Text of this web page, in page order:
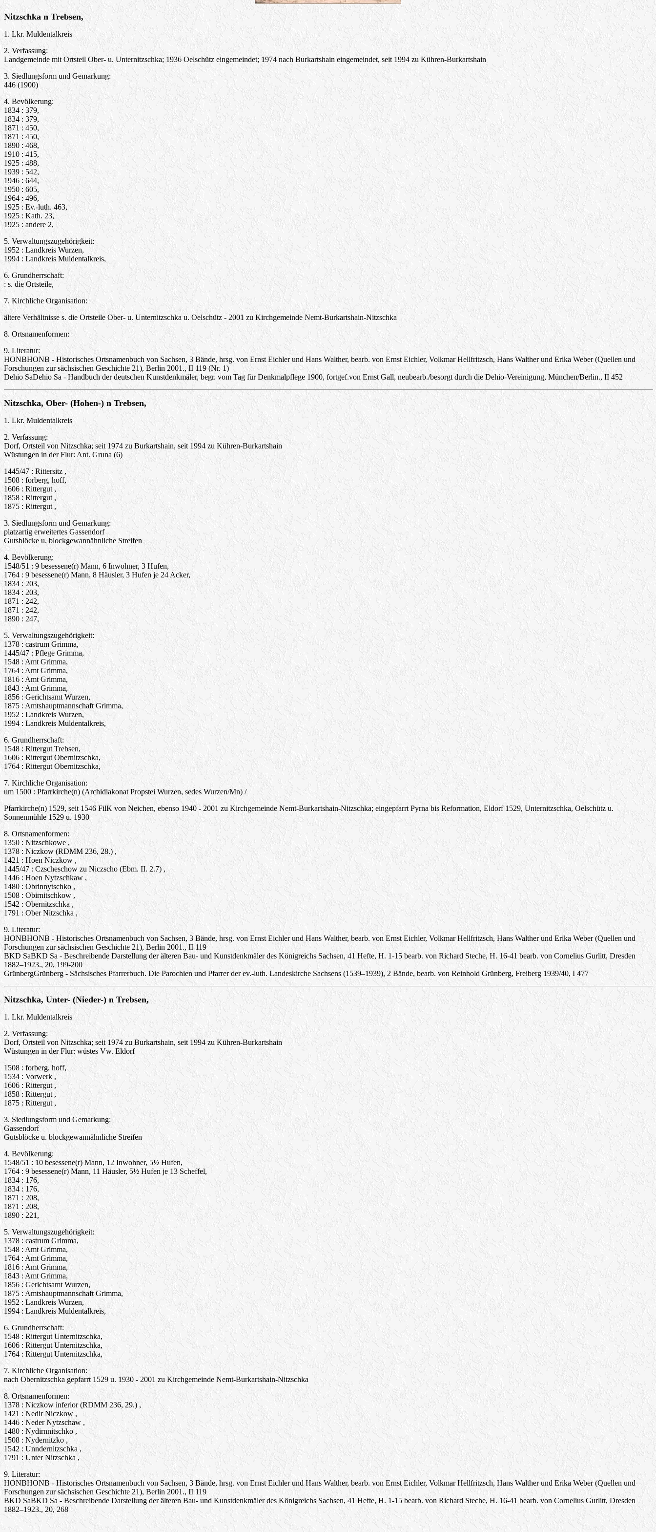
Nitzschka n Trebsen,
1. Lkr. Muldentalkreis
2. Verfassung:
Landgemeinde mit Ortsteil Ober- u. Unternitzschka; 1936 Oelschütz eingemeindet; 1974 nach Burkartshain eingemeindet, seit 1994 zu Kühren-Burkartshain
3. Siedlungsform und Gemarkung:
446 (1900)
4. Bevölkerung:
1834 : 379,
1834 : 379,
1871 : 450,
1871 : 450,
1890 : 468,
1910 : 415,
1925 : 488,
1939 : 542,
1946 : 644,
1950 : 605,
1964 : 496,
1925 : Ev.-luth. 463,
1925 : Kath. 23,
1925 : andere 2,
5. Verwaltungszugehörigkeit:
1952 : Landkreis Wurzen,
1994 : Landkreis Muldentalkreis,
6. Grundherrschaft:
: s. die Ortsteile,
7. Kirchliche Organisation:
ältere Verhältnisse s. die Ortsteile Ober- u. Unternitzschka u. Oelschütz - 2001 zu Kirchgemeinde Nemt-Burkartshain-Nitzschka
8. Ortsnamenformen:
9. Literatur:
HONBHONB - Historisches Ortsnamenbuch von Sachsen, 3 Bände, hrsg. von Ernst Eichler und Hans Walther, bearb. von Ernst Eichler, Volkmar Hellfritzsch, Hans Walther und Erika Weber (Quellen und
Forschungen zur sächsischen Geschichte 21), Berlin 2001., II 119 (Nr. 1)
Dehio SaDehio Sa - Handbuch der deutschen Kunstdenkmäler, begr. vom Tag für Denkmalpflege 1900, fortgef.von Ernst Gall, neubearb./besorgt durch die Dehio-Vereinigung, München/Berlin., II 452
Nitzschka, Ober- (Hohen-) n Trebsen,
1. Lkr. Muldentalkreis
2. Verfassung:
Dorf, Ortsteil von Nitzschka; seit 1974 zu Burkartshain, seit 1994 zu Kühren-Burkartshain
Wüstungen in der Flur: Ant. Gruna (6)
1445/47 : Rittersitz ,
1508 : forberg, hoff,
1606 : Rittergut ,
1858 : Rittergut ,
1875 : Rittergut ,
3. Siedlungsform und Gemarkung:
platzartig erweitertes Gassendorf
Gutsblöcke u. blockgewannähnliche Streifen
4. Bevölkerung:
1548/51 : 9 besessene(r) Mann, 6 Inwohner, 3 Hufen,
1764 : 9 besessene(r) Mann, 8 Häusler, 3 Hufen je 24 Acker,
1834 : 203,
1834 : 203,
1871 : 242,
1871 : 242,
1890 : 247,
5. Verwaltungszugehörigkeit:
1378 : castrum Grimma,
1445/47 : Pflege Grimma,
1548 : Amt Grimma,
1764 : Amt Grimma,
1816 : Amt Grimma,
1843 : Amt Grimma,
1856 : Gerichtsamt Wurzen,
1875 : Amtshauptmannschaft Grimma,
1952 : Landkreis Wurzen,
1994 : Landkreis Muldentalkreis,
6. Grundherrschaft:
1548 : Rittergut Trebsen,
1606 : Rittergut Obernitzschka,
1764 : Rittergut Obernitzschka,
7. Kirchliche Organisation:
um 1500 : Pfarrkirche(n) (Archidiakonat Propstei Wurzen, sedes Wurzen/Mn) /
Pfarrkirche(n) 1529, seit 1546 FilK von Neichen, ebenso 1940 - 2001 zu Kirchgemeinde Nemt-Burkartshain-Nitzschka; eingepfarrt Pyrna bis Reformation, Eldorf 1529, Unternitzschka, Oelschütz u.
Sonnenmühle 1529 u. 1930
8. Ortsnamenformen:
1350 : Nitzschkowe ,
1378 : Niczkow (RDMM 236, 28.) ,
1421 : Hoen Niczkow ,
1445/47 : Czscheschow zu Niczscho (Ebm. II. 2.7) ,
1446 : Hoen Nytzschkaw ,
1480 : Obrinnytschko ,
1508 : Obirnitschkow ,
1542 : Obernitzschka ,
1791 : Ober Nitzschka ,
9. Literatur:
HONBHONB - Historisches Ortsnamenbuch von Sachsen, 3 Bände, hrsg. von Ernst Eichler und Hans Walther, bearb. von Ernst Eichler, Volkmar Hellfritzsch, Hans Walther und Erika Weber (Quellen und
Forschungen zur sächsischen Geschichte 21), Berlin 2001., II 119
BKD SaBKD Sa - Beschreibende Darstellung der älteren Bau- und Kunstdenkmäler des Königreichs Sachsen, 41 Hefte, H. 1-15 bearb. von Richard Steche, H. 16-41 bearb. von Cornelius Gurlitt, Dresden
1882–1923., 20, 199-200
GrünbergGrünberg - Sächsisches Pfarrerbuch. Die Parochien und Pfarrer der ev.-luth. Landeskirche Sachsens (1539–1939), 2 Bände, bearb. von Reinhold Grünberg, Freiberg 1939/40, I 477
Nitzschka, Unter- (Nieder-) n Trebsen,
1. Lkr. Muldentalkreis
2. Verfassung:
Dorf, Ortsteil von Nitzschka; seit 1974 zu Burkartshain, seit 1994 zu Kühren-Burkartshain
Wüstungen in der Flur: wüstes Vw. Eldorf
1508 : forberg, hoff,
1534 : Vorwerk ,
1606 : Rittergut ,
1858 : Rittergut ,
1875 : Rittergut ,
3. Siedlungsform und Gemarkung:
Gassendorf
Gutsblöcke u. blockgewannähnliche Streifen
4. Bevölkerung:
1548/51 : 10 besessene(r) Mann, 12 Inwohner, 5½ Hufen,
1764 : 9 besessene(r) Mann, 11 Häusler, 5½ Hufen je 13 Scheffel,
1834 : 176,
1834 : 176,
1871 : 208,
1871 : 208,
1890 : 221,
5. Verwaltungszugehörigkeit:
1378 : castrum Grimma,
1548 : Amt Grimma,
1764 : Amt Grimma,
1816 : Amt Grimma,
1843 : Amt Grimma,
1856 : Gerichtsamt Wurzen,
1875 : Amtshauptmannschaft Grimma,
1952 : Landkreis Wurzen,
1994 : Landkreis Muldentalkreis,
6. Grundherrschaft:
1548 : Rittergut Unternitzschka,
1606 : Rittergut Unternitzschka,
1764 : Rittergut Unternitzschka,
7. Kirchliche Organisation:
nach Obernitzschka gepfarrt 1529 u. 1930 - 2001 zu Kirchgemeinde Nemt-Burkartshain-Nitzschka
8. Ortsnamenformen:
1378 : Niczkow inferior (RDMM 236, 29.) ,
1421 : Nedir Niczkow ,
1446 : Neder Nytzschaw ,
1480 : Nydirnnitschko ,
1508 : Nydernitzko ,
1542 : Unndernitzschka ,
1791 : Unter Nitzschka ,
9. Literatur:
HONBHONB - Historisches Ortsnamenbuch von Sachsen, 3 Bände, hrsg. von Ernst Eichler und Hans Walther, bearb. von Ernst Eichler, Volkmar Hellfritzsch, Hans Walther und Erika Weber (Quellen und
Forschungen zur sächsischen Geschichte 21), Berlin 2001., II 119
BKD SaBKD Sa - Beschreibende Darstellung der älteren Bau- und Kunstdenkmäler des Königreichs Sachsen, 41 Hefte, H. 1-15 bearb. von Richard Steche, H. 16-41 bearb. von Cornelius Gurlitt, Dresden
1882–1923., 20, 268